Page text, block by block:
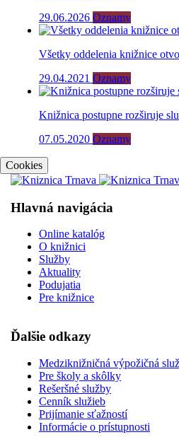
29.06.2026 Oznamy
Všetky oddelenia knižnice
29.04.2021 Oznamy
Knižnica postupne rozširuje
07.05.2020 Oznamy
Cookies
Hlavná navigácia
Online katalóg
O knižnici
Služby
Aktuality
Podujatia
Pre knižnice
Ďalšie odkazy
Medziknižničná výpožičná
Pre školy a skôlky
Rešeršné služby
Cenník služieb
Prijímanie sťažností
Informácie o prístupnosti